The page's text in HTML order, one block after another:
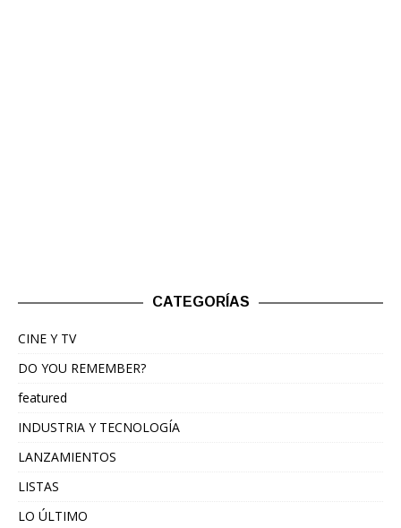
CATEGORÍAS
CINE Y TV
DO YOU REMEMBER?
featured
INDUSTRIA Y TECNOLOGÍA
LANZAMIENTOS
LISTAS
LO ÚLTIMO